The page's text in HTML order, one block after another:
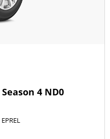
4 ND0
EPREL